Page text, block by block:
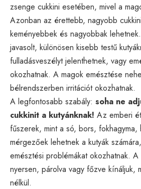
zsenge cukkini esetében, mivel a
Azonban az érettebb, nagyobb
keményebbek és nagyobbak
javasolt, különösen kisebb testű
fulladásveszélyt jelenthetnek, vagy
okozhatnak. A magok emésztése
bélrendszerben irritációt okozhatnak.
A legfontosabb szabály: soha ne
cukkinit a kutyánknak! Az emberi
fűszerek, mint a só, bors, fokhagyma,
mérgezőek lehetnek a kutyák
emésztési problémákat okozhatnak. A
nyersen, párolva vagy főzve kínáljuk,
nélkül.